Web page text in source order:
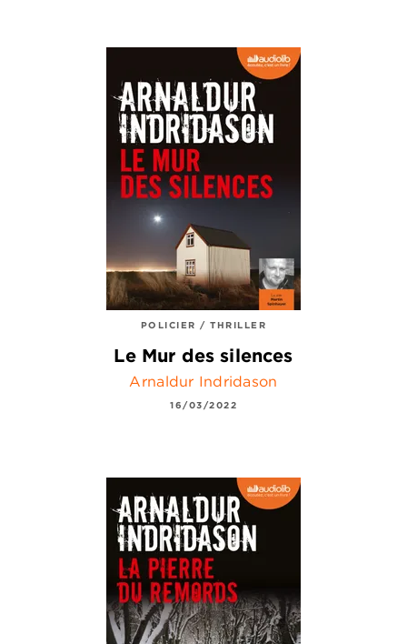
POLICIER / THRILLER
Le Mur des silences
Arnaldur Indridason
16/03/2022